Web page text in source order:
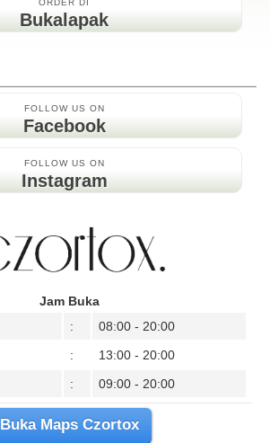
Bukalapak
FOLLOW US ON
Facebook
FOLLOW US ON
Instagram
Jam Buka
:
08:00 - 20:00
:
13:00 - 20:00
: 09:00 - 20:00
Buka Maps Czortox